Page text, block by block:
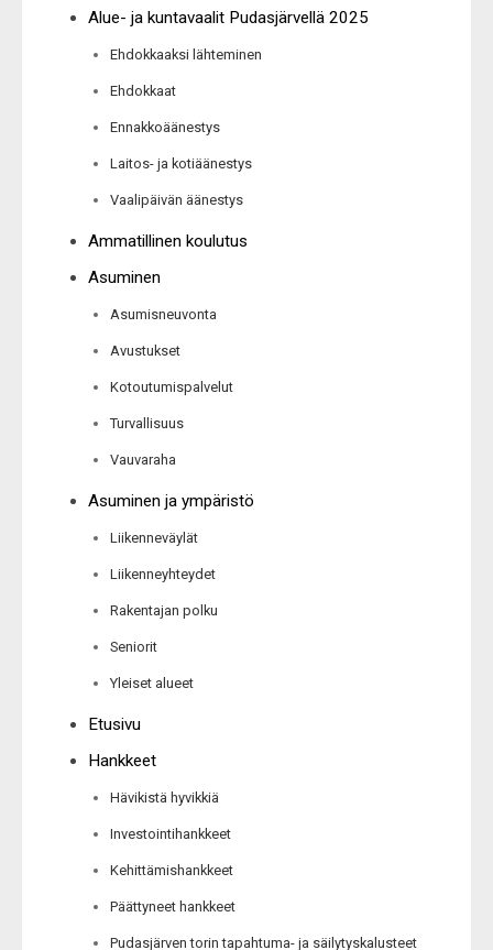
Alue- ja kuntavaalit Pudasjärvellä 2025
Ehdokkaaksi lähteminen
Ehdokkaat
Ennakkoäänestys
Laitos- ja kotiäänestys
Vaalipäivän äänestys
Ammatillinen koulutus
Asuminen
Asumisneuvonta
Avustukset
Kotoutumispalvelut
Turvallisuus
Vauvaraha
Asuminen ja ympäristö
Liikenneväylät
Liikenneyhteydet
Rakentajan polku
Seniorit
Yleiset alueet
Etusivu
Hankkeet
Hävikistä hyvikkiä
Investointihankkeet
Kehittämishankkeet
Päättyneet hankkeet
Pudasjärven torin tapahtuma- ja säilytyskalusteet